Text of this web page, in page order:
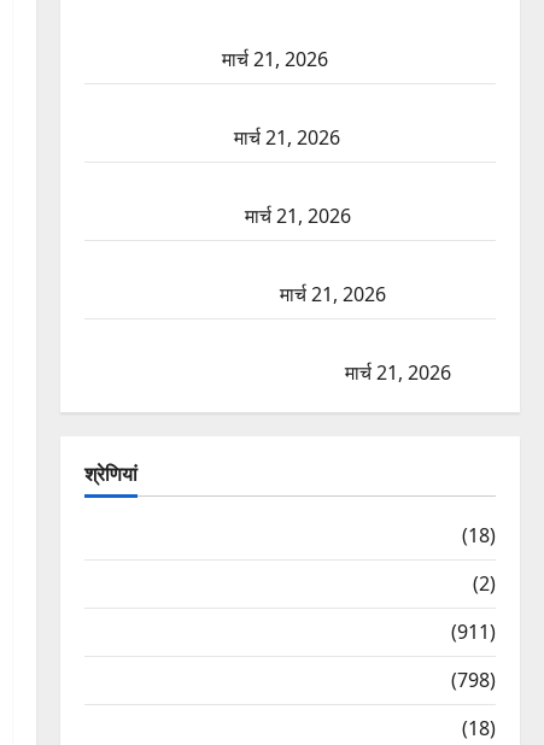
मार्च 21, 2026
मार्च 21, 2026
मार्च 21, 2026
मार्च 21, 2026
मार्च 21, 2026
श्रेणियां
(18)
(2)
(911)
(798)
(18)